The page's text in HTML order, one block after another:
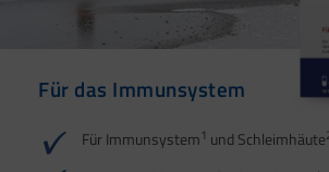
Für das Immunsystem
Für Immunsystem1 und Schleimhäute
Für Haut, Haare und
Für Ihre natürliche